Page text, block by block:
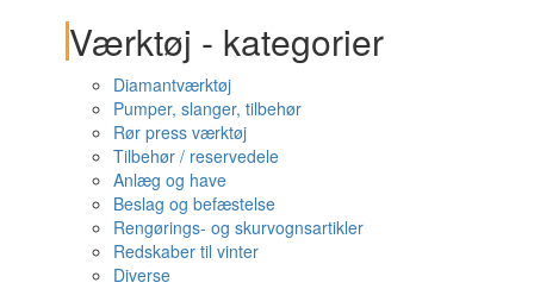
Værktøj - kategorier
Diamantværktøj
Pumper, slanger, tilbehør
Rør press værktøj
Tilbehør / reservedele
Anlæg og have
Beslag og befæstelse
Rengørings- og skurvognsartikler
Redskaber til vinter
Diverse